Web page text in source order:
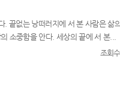
. 끝없는 낭떠러지에 서 본 사람은 삶
소중함을 안다. 세상의 끝에 서 본...
조회